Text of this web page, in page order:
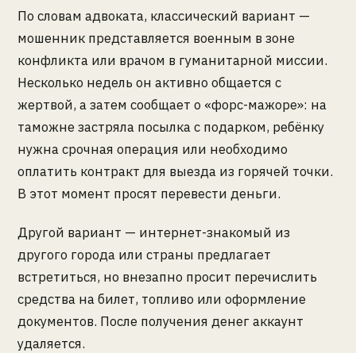
По словам адвоката, классический вариант —
мошенник представляется военным в зоне
конфликта или врачом в гуманитарной миссии.
Несколько недель он активно общается с
жертвой, а затем сообщает о «форс-мажоре»: на
таможне застряла посылка с подарком, ребёнку
нужна срочная операция или необходимо
оплатить контракт для выезда из горячей точки.
В этот момент просят перевести деньги.
Другой вариант — интернет-знакомый из
другого города или страны предлагает
встретиться, но внезапно просит перечислить
средства на билет, топливо или оформление
документов. После получения денег аккаунт
удаляется.